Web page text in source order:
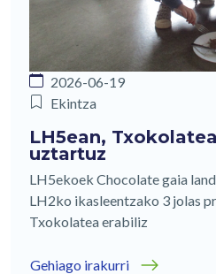
2026-06-19
Ekintza
LH5ean,
uztartuz
LH5ekoek Chocolate gaia
LH2ko ikasleentzako 3 jolas
Txokolatea erabiliz
Gehiago irakurri